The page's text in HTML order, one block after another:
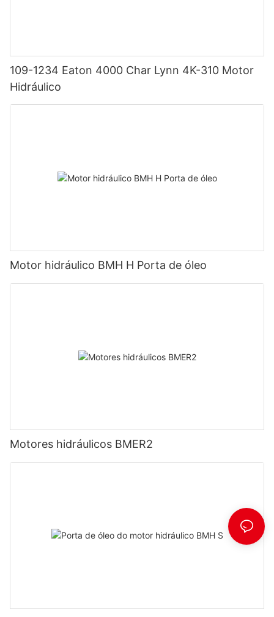
109-1234 Eaton 4000 Char Lynn 4K-310 Motor
Hidráulico
Motor hidráulico BMH H Porta de óleo
Motores hidráulicos BMER2